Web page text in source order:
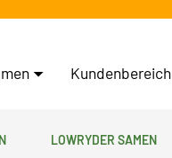
Lowryder Samen